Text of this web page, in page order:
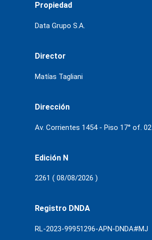
Propiedad
Data Grupo S.A.
Director
Matías Tagliani
Dirección
Av. Corrientes 1454 - Piso 17° of. 02
Edición N
2261 ( 08/08/2026 )
Registro DNDA
RL-2023-99951296-APN-DNDA#MJ